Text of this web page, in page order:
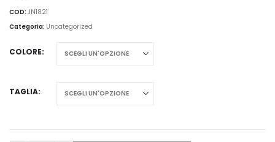
COD: JN1821
Categoria: Uncategorized
COLORE
TAGLIA